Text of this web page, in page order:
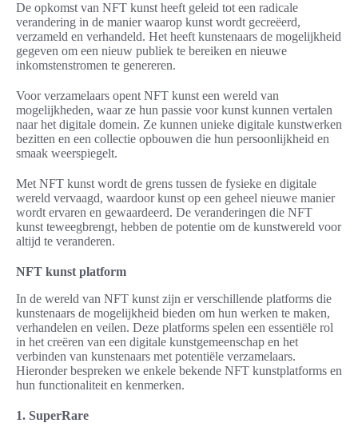
De opkomst van NFT kunst heeft geleid tot een radicale
verandering in de manier waarop kunst wordt gecreëerd,
verzameld en verhandeld. Het heeft kunstenaars de mogelijkheid
gegeven om een nieuw publiek te bereiken en nieuwe
inkomstenstromen te genereren.
Voor verzamelaars opent NFT kunst een wereld van
mogelijkheden, waar ze hun passie voor kunst kunnen vertalen
naar het digitale domein. Ze kunnen unieke digitale kunstwerken
bezitten en een collectie opbouwen die hun persoonlijkheid en
smaak weerspiegelt.
Met NFT kunst wordt de grens tussen de fysieke en digitale
wereld vervaagd, waardoor kunst op een geheel nieuwe manier
wordt ervaren en gewaardeerd. De veranderingen die NFT
kunst teweegbrengt, hebben de potentie om de kunstwereld voor
altijd te veranderen.
NFT kunst platform
In de wereld van NFT kunst zijn er verschillende platforms die
kunstenaars de mogelijkheid bieden om hun werken te maken,
verhandelen en veilen. Deze platforms spelen een essentiële rol
in het creëren van een digitale kunstgemeenschap en het
verbinden van kunstenaars met potentiële verzamelaars.
Hieronder bespreken we enkele bekende NFT kunstplatforms en
hun functionaliteit en kenmerken.
1. SuperRare